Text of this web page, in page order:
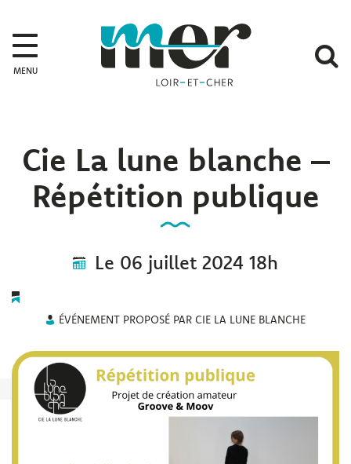
MENU
Cie La lune blanche –
Répétition publique
Le 06 juillet 2024 18h
ÉVÉNEMENT PROPOSÉ PAR CIE LA LUNE BLANCHE